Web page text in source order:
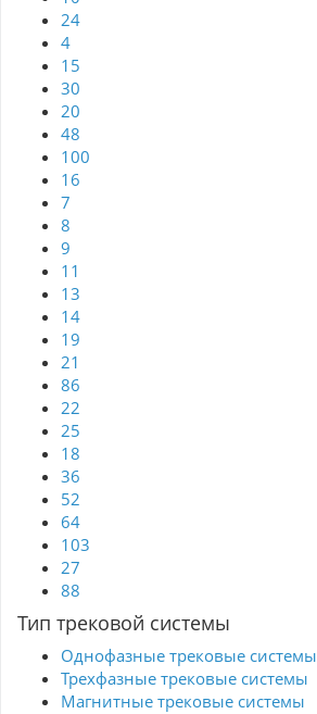
24
4
15
30
20
48
100
16
7
8
9
11
13
14
19
21
86
22
25
18
36
52
64
103
27
88
Тип трековой системы
Однофазные трековые системы
Трехфазные трековые системы
Магнитные трековые системы